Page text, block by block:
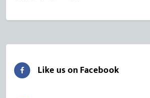
Like us on Facebook